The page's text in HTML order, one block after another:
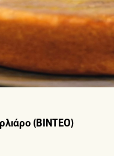
(ΒΙΝΤΕΟ)